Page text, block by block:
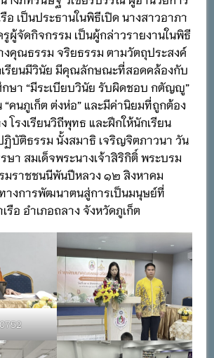
อ เป็นประธานในพิธีเปิด นางสาวอาภา
ผู้จัดกิจกรรม เป็นผู้กล่าวรายงานในพิธี
งคุณธรรม จริยธรรม ตามวัตถุประสงค์
เรียนมีวินัย มีคุณลักษณะที่สอดคล้องกับ
ษา “มีระเบียบวินัย รับผิดชอบ กตัญญู”
คนภูเก็ต ต่งห่อ” และมีค่านิยมที่ถูกต้อง
โรงเรียนวิถีพุทธ และฝึกให้นักเรียน
บัติธรรม นั้งสมาธิ เจริญจิตภาวนา วัน
ษา สมเด็จพระนางเจ้าสิริกิติ์ พระบรม
มราชชนนีพันปีหลวง ๑๒ สิงหาคม
งการพัฒนาตนสู่การเป็นมนุษย์ที่
อ อำเภอถลาง จังหวัดภูเก็ต